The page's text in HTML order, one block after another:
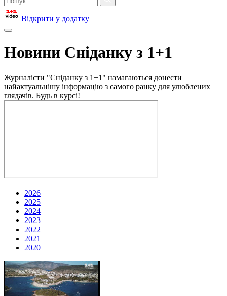
Відкрити у додатку
Новини Сніданку з 1+1
Журналісти "Сніданку з 1+1" намагаються донести
найактуальнішу інформацію з самого ранку для улюблених
глядачів. Будь в курсі!
2026
2025
2024
2023
2022
2021
2020